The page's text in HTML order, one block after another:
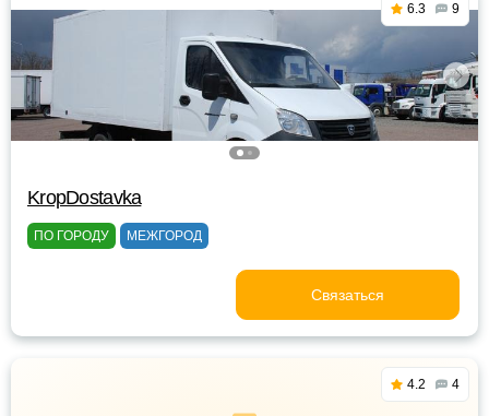
6.3 9
KropDostavka
ПО ГОРОДУ МЕЖГОРОД
Связаться
4.2 4